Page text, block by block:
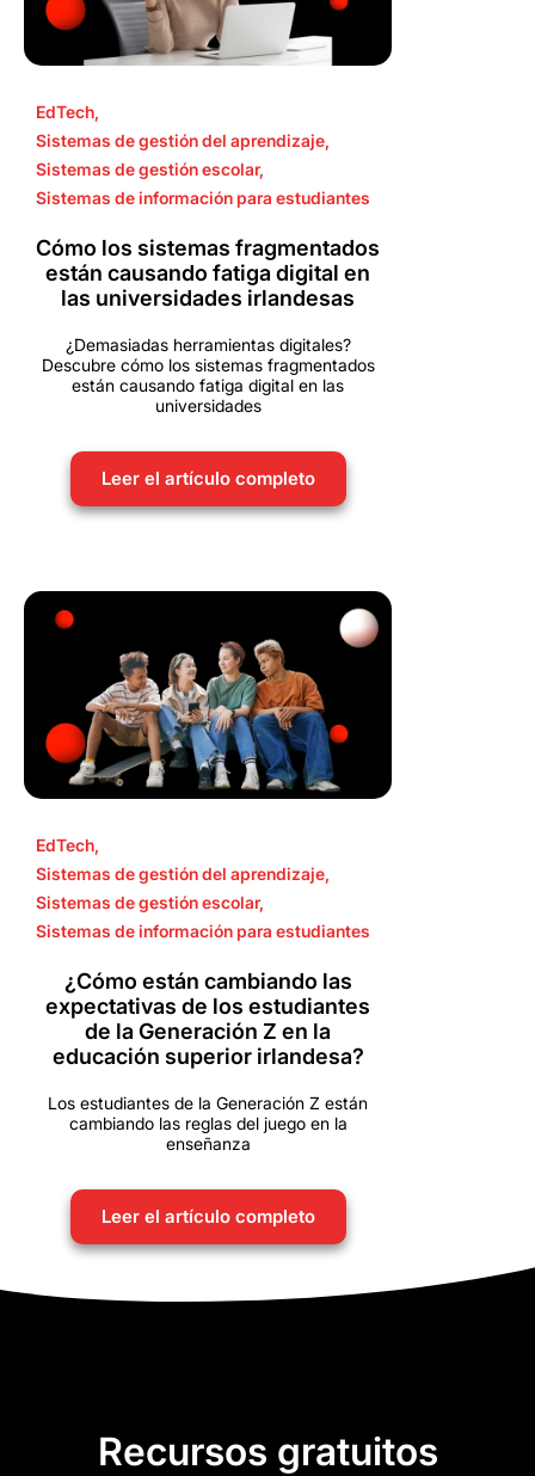
EdTech,
Sistemas de gestión del aprendizaje,
Sistemas de gestión escolar,
Sistemas de información para estudiantes
Cómo los sistemas fragmentados
están causando fatiga digital en
las universidades irlandesas
¿Demasiadas herramientas digitales?
Descubre cómo los sistemas fragmentados
están causando fatiga digital en las
universidades
Leer el artículo completo
EdTech,
Sistemas de gestión del aprendizaje,
Sistemas de gestión escolar,
Sistemas de información para estudiantes
¿Cómo están cambiando las
expectativas de los estudiantes
de la Generación Z en la
educación superior irlandesa?
Los estudiantes de la Generación Z están
cambiando las reglas del juego en la
enseñanza
Leer el artículo completo
Recursos gratuitos